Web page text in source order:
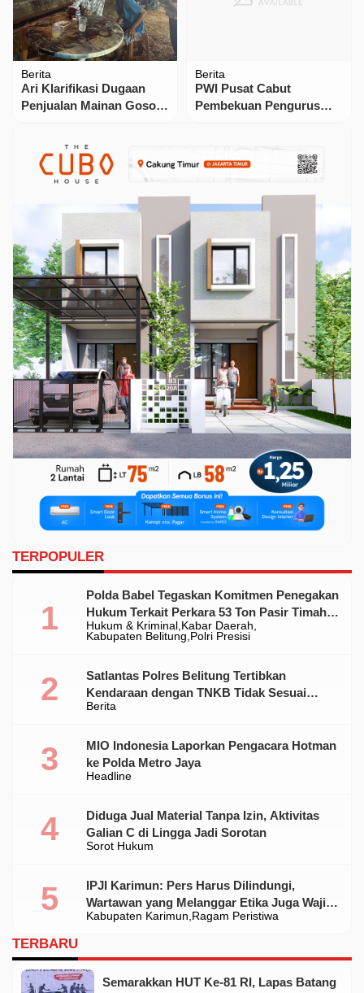
Berita
Ari Klarifikasi Dugaan
Penjualan Mainan Gosok-
Berita
PWI Pusat Cabut
Pembekuan Pengurus
TERPOPULER
Hukum & Kriminal
Kabar Daerah
Kabupaten Belitung Polri Presisi
Polda Babel Tegaskan Komitmen Penegakan
Hukum Terkait Perkara 53 Ton Pasir Timah
Ilegal Di Belitung
Berita
Satlantas Polres Belitung Tertibkan
Kendaraan dengan TNKB Tidak Sesuai
Standar
Headline
MIO Indonesia Laporkan Pengacara Hotman
ke Polda Metro Jaya
Sorot Hukum
Diduga Jual Material Tanpa Izin, Aktivitas
Galian C di Lingga Jadi Sorotan
Kabupaten Karimun Ragam Peristiwa
IPJI Karimun: Pers Harus Dilindungi,
Wartawan yang Melanggar Etika Juga Wajib
Dikoreksi
TERBARU
Semarakkan HUT Ke-81 RI, Lapas Batang